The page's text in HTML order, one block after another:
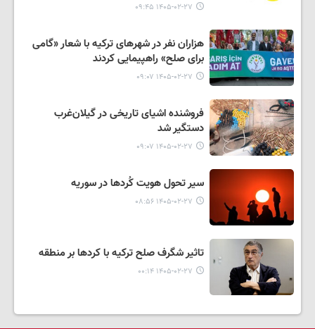
۱۴۰۵-۰۲-۲۷ ۰۹:۴۵
هزاران نفر در شهرهای ترکیه با شعار «گامی
برای صلح» راهپیمایی کردند
۱۴۰۵-۰۲-۲۷ ۰۹:۰۷
فروشنده اشیای تاریخی در گیلان‌غرب
دستگیر شد
۱۴۰۵-۰۲-۲۷ ۰۹:۰۷
سیر تحول هویت کُردها در سوریه
۱۴۰۵-۰۲-۲۷ ۰۸:۵۶
تاثیر شگرف صلح ترکیه با کردها بر منطقه
۱۴۰۵-۰۲-۲۷ ۰۰:۱۴